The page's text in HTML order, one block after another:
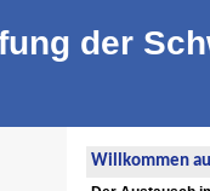
der
Willkommen